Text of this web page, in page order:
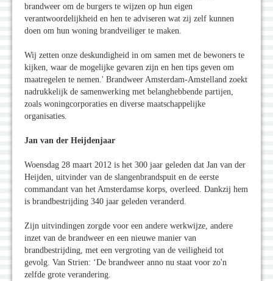
brandweer om de burgers te wijzen op hun eigen
verantwoordelijkheid en hen te adviseren wat zij zelf kunnen
doen om hun woning brandveiliger te maken.
Wij zetten onze deskundigheid in om samen met de bewoners te
kijken, waar de mogelijke gevaren zijn en hen tips geven om
maatregelen te nemen.' Brandweer Amsterdam-Amstelland zoekt
nadrukkelijk de samenwerking met belanghebbende partijen,
zoals woningcorporaties en diverse maatschappelijke
organisaties.
Jan van der Heijdenjaar
Woensdag 28 maart 2012 is het 300 jaar geleden dat Jan van der
Heijden, uitvinder van de slangenbrandspuit en de eerste
commandant van het Amsterdamse korps, overleed. Dankzij hem
is brandbestrijding 340 jaar geleden veranderd.
Zijn uitvindingen zorgde voor een andere werkwijze, andere
inzet van de brandweer en een nieuwe manier van
brandbestrijding, met een vergroting van de veiligheid tot
gevolg. Van Strien: ‘De brandweer anno nu staat voor zo'n
zelfde grote verandering.